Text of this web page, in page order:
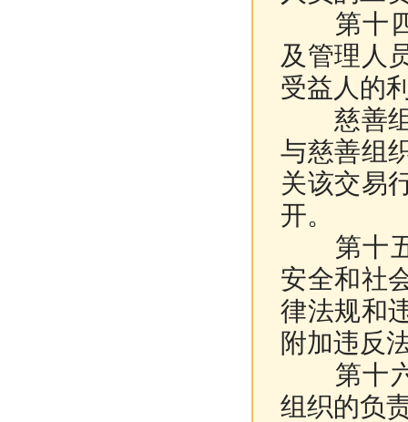
第十四
及管理人
受益人的
慈善组
与慈善组
关该交易
开。
第十五
安全和社
律法规和
附加违反
第十六
组织的负